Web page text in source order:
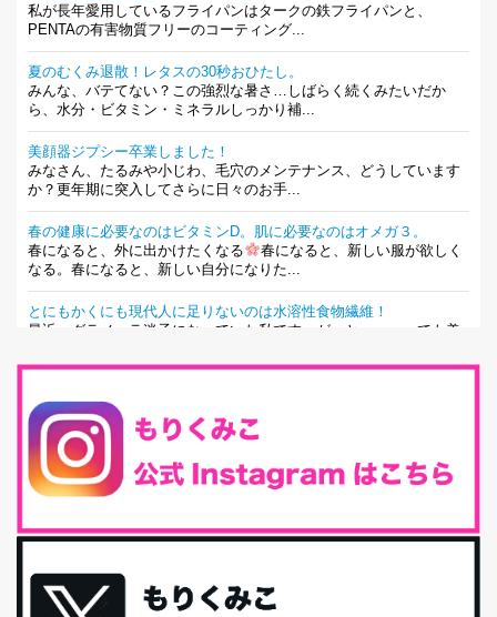
私が長年愛用しているフライパンはタークの鉄フライパンと、
PENTAの有害物質フリーのコーティング...
夏のむくみ退散！レタスの30秒おひたし。
みんな、バテてない？この強烈な暑さ…しばらく続くみたいだか
ら、水分・ビタミン・ミネラルしっかり補...
美顔器ジプシー卒業しました！
みなさん、たるみや小じわ、毛穴のメンテナンス、どうしています
か？更年期に突入してさらに日々のお手...
春の健康に必要なのはビタミンD。肌に必要なのはオメガ３。
春になると、外に出かけたくなる
春になると、新しい服が欲しく
なる。春になると、新しい自分になりた...
とにもかくにも現代人に足りないのは水溶性食物繊維！
最近、グラノーラ迷子になっていた私です。が、と〜〜〜っても美
腸内環境を整えることは、健康維持の中でいっちばん大事！だと私
は思っています。 ヒトの免...
iHerb特大セール終了間近！みんな何買う？
最近お風呂上がりの炭酸水をシリカシリカにしているんだけど確か
今回は、最近毎回定期的に購入している「楽天ふるさと納税」の返
礼品トップ５を紹介します。今までいろ...